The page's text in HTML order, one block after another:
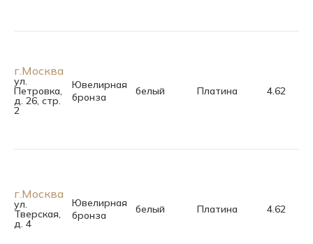
г.Москва
ул.
Петровка,
д. 26, стр.
2
Ювелирная
бронза
белый Платина 4.62
г.Москва
ул.
Тверская,
д. 4
Ювелирная
бронза
белый Платина 4.62